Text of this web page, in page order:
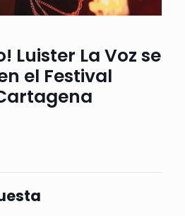
Luister La Voz se
el Festival